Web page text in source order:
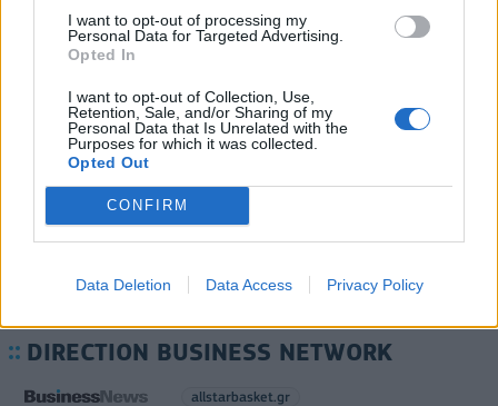
I want to opt-out of processing my
Personal Data for Targeted Advertising.
Opted In
I want to opt-out of Collection, Use,
Retention, Sale, and/or Sharing of my
Personal Data that Is Unrelated with the
Purposes for which it was collected.
Opted Out
CONFIRM
Data Deletion Data Access Privacy Policy
5G παντού, 6G στον ορίζοντα: Πού βρίσκεται η
Ελλάδα στη μεγάλη τεχνολογική μετάβαση
08/08/2026 - 10:54
Διευρύνεται η πρωτοβουλία για τις τιμές στο ράφι
με 916 προϊόντα
08/08/2026 - 12:12
DIRECTION BUSINESS NETWORK
allstarbasket.gr